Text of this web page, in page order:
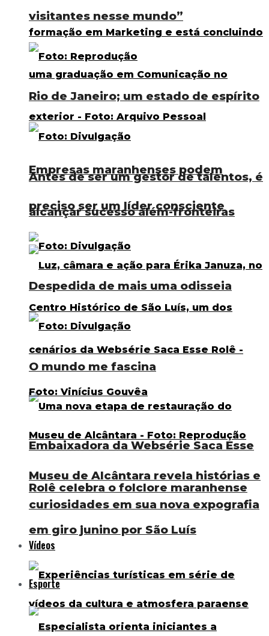
visitantes nesse mundo”
Rio de Janeiro; um estado de espírito
Antes de ser um gestor de talentos, é
preciso ser um líder consciente
Despedida de mais uma odisseia
O mundo me fascina
Museu de Alcântara revela histórias e
curiosidades em sua nova expografia
Vídeos
Empresas maranhenses podem
alcançar sucesso além-fronteiras
Embaixadora da Websérie Saca Esse
Rolê celebra o folclore maranhense
em giro junino por São Luís
Esporte